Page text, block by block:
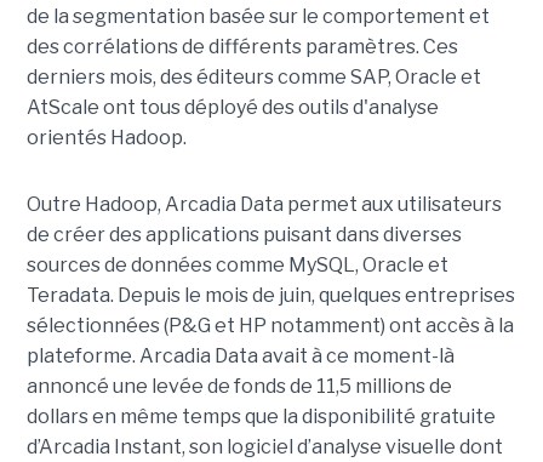
de la segmentation basée sur le comportement et
des corrélations de différents paramètres. Ces
derniers mois, des éditeurs comme SAP, Oracle et
AtScale ont tous déployé des outils d'analyse
orientés Hadoop.
Outre Hadoop, Arcadia Data permet aux utilisateurs
de créer des applications puisant dans diverses
sources de données comme MySQL, Oracle et
Teradata. Depuis le mois de juin, quelques entreprises
sélectionnées (P&G et HP notamment) ont accès à la
plateforme. Arcadia Data avait à ce moment-là
annoncé une levée de fonds de 11,5 millions de
dollars en même temps que la disponibilité gratuite
d’Arcadia Instant, son logiciel d’analyse visuelle dont